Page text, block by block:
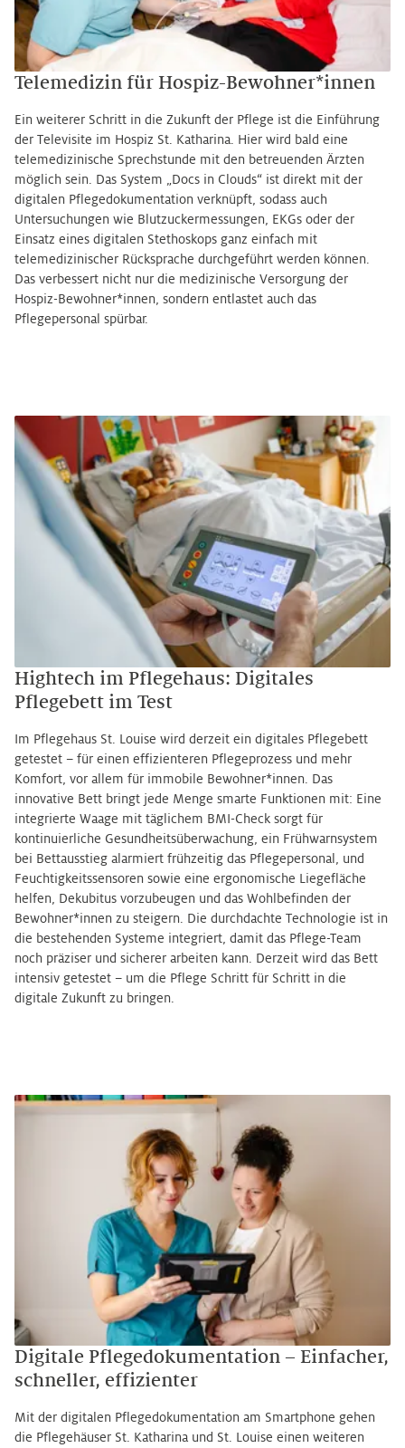
Telemedizin für Hospiz-Bewohner*innen
Ein weiterer Schritt in die Zukunft der Pflege ist die Einführung
der Televisite im Hospiz St. Katharina. Hier wird bald eine
telemedizinische Sprechstunde mit den betreuenden Ärzten
möglich sein. Das System „Docs in Clouds“ ist direkt mit der
digitalen Pflegedokumentation verknüpft, sodass auch
Untersuchungen wie Blutzuckermessungen, EKGs oder der
Einsatz eines digitalen Stethoskops ganz einfach mit
telemedizinischer Rücksprache durchgeführt werden können.
Das verbessert nicht nur die medizinische Versorgung der
Hospiz-Bewohner*innen, sondern entlastet auch das
Pflegepersonal spürbar.
Hightech im Pflegehaus: Digitales
Pflegebett im Test
Im Pflegehaus St. Louise wird derzeit ein digitales Pflegebett
getestet – für einen effizienteren Pflegeprozess und mehr
Komfort, vor allem für immobile Bewohner*innen. Das
innovative Bett bringt jede Menge smarte Funktionen mit: Eine
integrierte Waage mit täglichem BMI-Check sorgt für
kontinuierliche Gesundheitsüberwachung, ein Frühwarnsystem
bei Bettausstieg alarmiert frühzeitig das Pflegepersonal, und
Feuchtigkeitssensoren sowie eine ergonomische Liegefläche
helfen, Dekubitus vorzubeugen und das Wohlbefinden der
Bewohner*innen zu steigern. Die durchdachte Technologie ist in
die bestehenden Systeme integriert, damit das Pflege-Team
noch präziser und sicherer arbeiten kann. Derzeit wird das Bett
intensiv getestet – um die Pflege Schritt für Schritt in die
digitale Zukunft zu bringen.
Digitale Pflegedokumentation – Einfacher,
schneller, effizienter
Mit der digitalen Pflegedokumentation am Smartphone gehen
die Pflegehäuser St. Katharina und St. Louise einen weiteren